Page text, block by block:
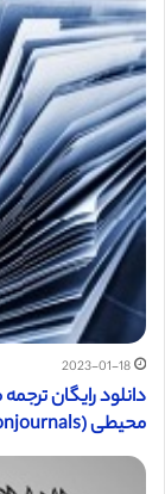
2023-01-18
دانلود رایگان
محیطی (econjournals سال 2019)